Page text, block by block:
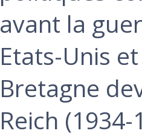
avant la
Etats-Unis
Bretagne
Reich (1934-